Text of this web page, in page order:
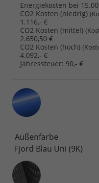
Energiekosten bei
CO2 Kosten (niedrig)
1.116,- €
CO2 Kosten (mittel)
2.650,50 €
CO2 Kosten (hoch)
4.092,- €
Jahressteuer: 90,- €
Außenfarbe
Fjord Blau Uni (9K)
Innenausstattung